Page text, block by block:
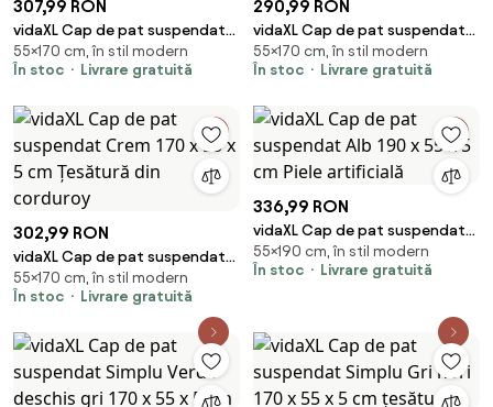
307,99 RON
vidaXL Cap de pat suspendat
Crem 170 x 55 x 5 cm Piele
artificială
55×170 cm, în stil modern
În stoc
Livrare gratuită
290,99 RON
vidaXL Cap de pat suspendat
Pe perete Crem 170 x 55 x 5 cm
țesătură
55×170 cm, în stil modern
În stoc
Livrare gratuită
302,99 RON
vidaXL Cap de pat suspendat
Crem 170 x 55 x 5 cm Țesătură
din corduroy
55×170 cm, în stil modern
În stoc
Livrare gratuită
336,99 RON
vidaXL Cap de pat suspendat
Alb 190 x 55 x 5 cm Piele
artificială
55×190 cm, în stil modern
În stoc
Livrare gratuită